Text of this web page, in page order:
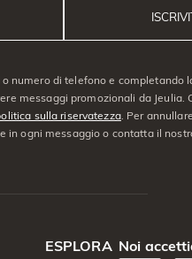
numero di telefono e completando
messaggi promozionali da Jeulia.
sulla riservatezza. Per
in ogni messaggio o contatta il
ESPLORA Noi